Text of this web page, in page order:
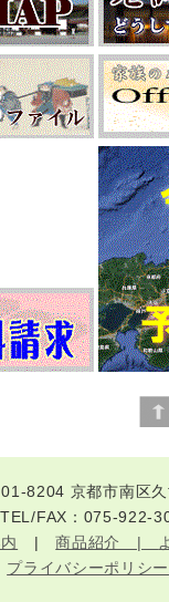
8204 京都市南区
TEL/FAX：075-922-
|商品紹介 |
プライバシーポリシー